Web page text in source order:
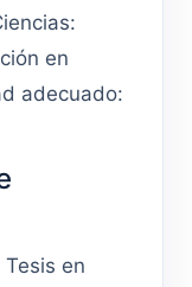
en
adecuado:
en